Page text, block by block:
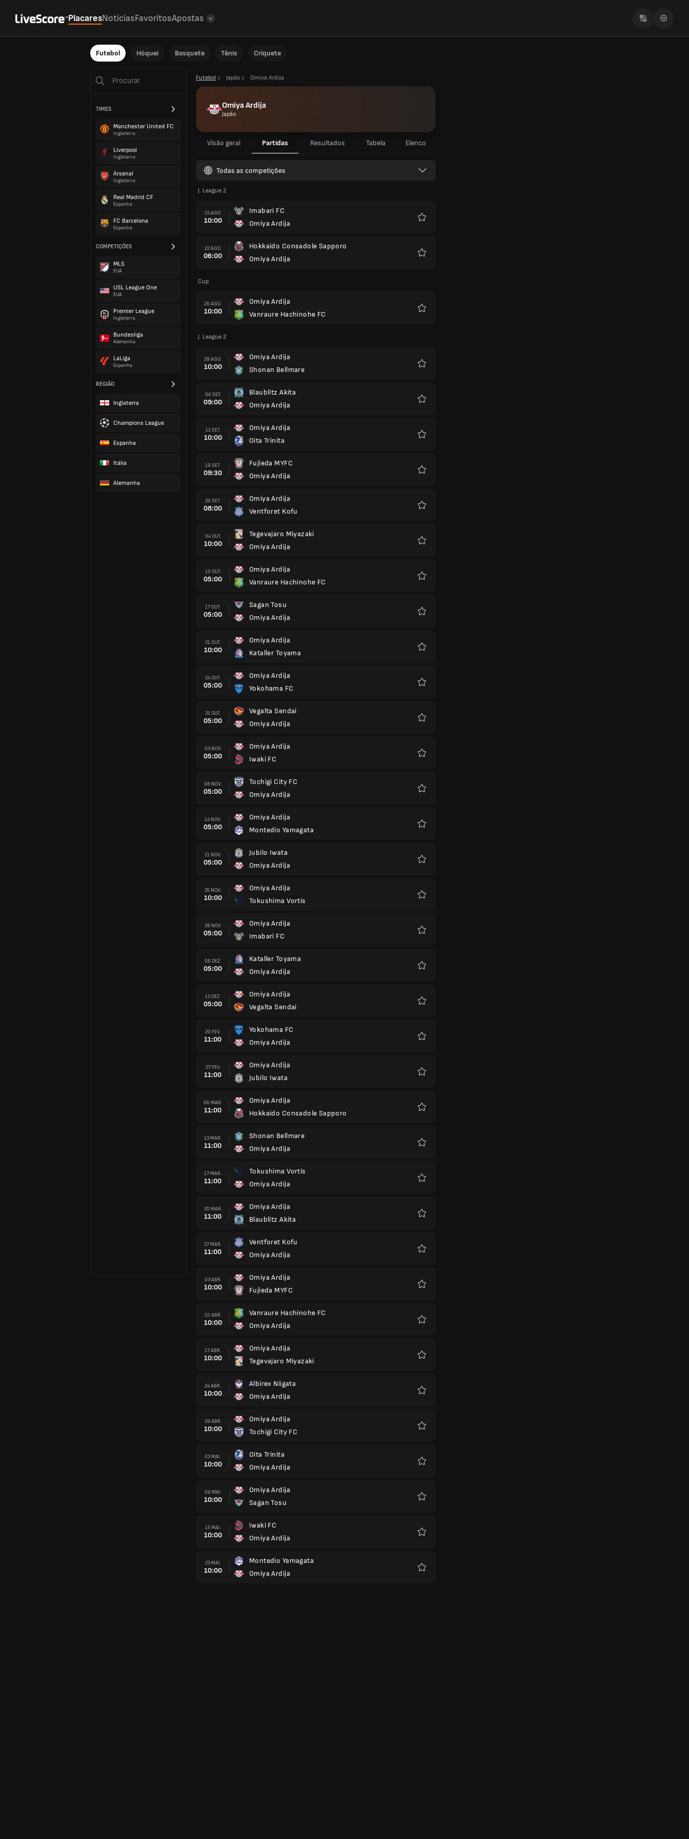
PlacaresNotíciasFavoritosApostas
Futebol Hóquei Basquete Tênis Críquete
TIMES
Manchester United FC
Inglaterra
Liverpool
Inglaterra
Arsenal
Inglaterra
Real Madrid CF
Espanha
FC Barcelona
Espanha
COMPETIÇÕES
MLS
EUA
USL League One
EUA
Premier League
Inglaterra
Bundesliga
Alemanha
LaLiga
Espanha
REGIÃO
Inglaterra
Champions League
Espanha
Itália
Alemanha
Futebol Japão Omiya Ardija
Omiya Ardija
Japão
Visão geral Partidas Resultados Tabela Elenco
Todas as competições
J. League 2
15 AGO.
10:00
Imabari FC
Omiya Ardija
22 AGO.
06:00
Hokkaido Consadole Sapporo
Omiya Ardija
Cup
26 AGO.
10:00
Omiya Ardija
Vanraure Hachinohe FC
J. League 2
29 AGO.
10:00
Omiya Ardija
Shonan Bellmare
06 SET.
09:00
Blaublitz Akita
Omiya Ardija
12 SET.
10:00
Omiya Ardija
Oita Trinita
19 SET.
09:30
Fujieda MYFC
Omiya Ardija
26 SET.
08:00
Omiya Ardija
Ventforet Kofu
04 OUT.
10:00
Tegevajaro Miyazaki
Omiya Ardija
10 OUT.
05:00
Omiya Ardija
Vanraure Hachinohe FC
17 OUT.
05:00
Sagan Tosu
Omiya Ardija
21 OUT.
10:00
Omiya Ardija
Kataller Toyama
24 OUT.
05:00
Omiya Ardija
Yokohama FC
31 OUT.
05:00
Vegalta Sendai
Omiya Ardija
03 NOV.
05:00
Omiya Ardija
Iwaki FC
08 NOV.
05:00
Tochigi City FC
Omiya Ardija
14 NOV.
05:00
Omiya Ardija
Montedio Yamagata
21 NOV.
05:00
Jubilo Iwata
Omiya Ardija
25 NOV.
10:00
Omiya Ardija
Tokushima Vortis
28 NOV.
05:00
Omiya Ardija
Imabari FC
06 DEZ.
05:00
Kataller Toyama
Omiya Ardija
12 DEZ.
05:00
Omiya Ardija
Vegalta Sendai
20 FEV.
11:00
Yokohama FC
Omiya Ardija
27 FEV.
11:00
Omiya Ardija
Jubilo Iwata
06 MAR.
11:00
Omiya Ardija
Hokkaido Consadole Sapporo
13 MAR.
11:00
Shonan Bellmare
Omiya Ardija
17 MAR.
11:00
Tokushima Vortis
Omiya Ardija
20 MAR.
11:00
Omiya Ardija
Blaublitz Akita
27 MAR.
11:00
Ventforet Kofu
Omiya Ardija
03 ABR.
10:00
Omiya Ardija
Fujieda MYFC
10 ABR.
10:00
Vanraure Hachinohe FC
Omiya Ardija
17 ABR.
10:00
Omiya Ardija
Tegevajaro Miyazaki
24 ABR.
10:00
Albirex Niigata
Omiya Ardija
29 ABR.
10:00
Omiya Ardija
Tochigi City FC
03 MAI.
10:00
Oita Trinita
Omiya Ardija
09 MAI.
10:00
Omiya Ardija
Sagan Tosu
15 MAI.
10:00
Iwaki FC
Omiya Ardija
23 MAI.
10:00
Montedio Yamagata
Omiya Ardija